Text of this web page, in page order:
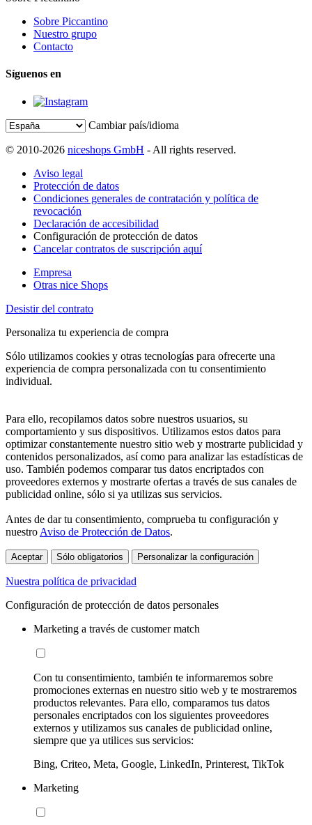
Sobre Piccantino
Nuestro grupo
Contacto
Síguenos en
Cambiar país/idioma
© 2010-2026 niceshops GmbH - All rights reserved.
Aviso legal
Protección de datos
Condiciones generales de contratación y política de
revocación
Declaración de accesibilidad
Configuración de protección de datos
Cancelar contratos de suscripción aquí
Empresa
Otras nice Shops
Desistir del contrato
Personaliza tu experiencia de compra
Sólo utilizamos cookies y otras tecnologías para ofrecerte una
experiencia de compra personalizada con tu consentimiento
individual.
Para ello, recopilamos datos sobre nuestros usuarios, su
comportamiento y sus dispositivos. Utilizamos estos datos para
optimizar constantemente nuestro sitio web y mostrarte publicidad y
contenidos personalizados, así como para analizar las estadísticas de
uso. También podemos comparar tus datos encriptados con
proveedores externos y mostrarte ofertas a través de sus canales de
publicidad online, sólo si ya utilizas sus servicios.
Antes de dar tu consentimiento, comprueba tu configuración y
nuestro Aviso de Protección de Datos.
Aceptar Sólo obligatorios Personalizar la configuración
Nuestra política de privacidad
Configuración de protección de datos personales
Marketing a través de customer match
Con tu consentimiento, también te informaremos sobre
promociones externas en nuestro sitio web y te mostraremos
productos relevantes. Para ello, comparamos tus datos
personales encriptados con los siguientes proveedores
externos y utilizamos sus canales de publicidad online,
siempre que ya utilices sus servicios:
Bing, Criteo, Meta, Google, LinkedIn, Printerest, TikTok
Marketing